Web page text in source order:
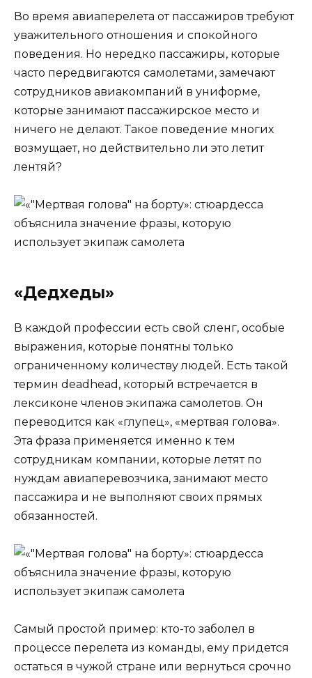
Во время авиаперелета от пассажиров требуют
уважительного отношения и спокойного
поведения. Но нередко пассажиры, которые
часто передвигаются самолетами, замечают
сотрудников авиакомпаний в униформе,
которые занимают пассажирское место и
ничего не делают. Такое поведение многих
возмущает, но действительно ли это летит
лентяй?
«Дедхеды»
В каждой профессии есть свой сленг, особые
выражения, которые понятны только
ограниченному количеству людей. Есть такой
термин deadhead, который встречается в
лексиконе членов экипажа самолетов. Он
переводится как «глупец», «мертвая голова».
Эта фраза применяется именно к тем
сотрудникам компании, которые летят по
нуждам авиаперевозчика, занимают место
пассажира и не выполняют своих прямых
обязанностей.
Самый простой пример: кто-то заболел в
процессе перелета из команды, ему придется
остаться в чужой стране или вернуться срочно